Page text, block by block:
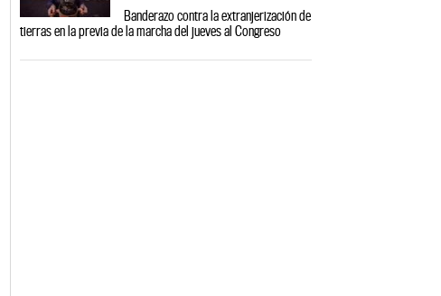
Banderazo contra la extranjerización de
tierras en la previa de la marcha del jueves al Congreso